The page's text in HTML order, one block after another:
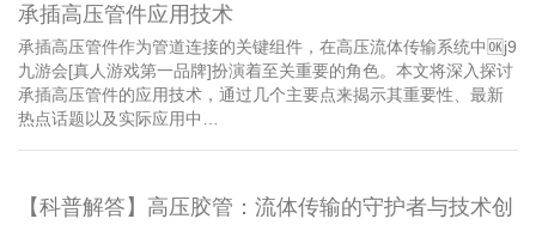
承插高压管件应用技术
承插高压管件作为管道连接的关键组件，在高压流体传输系统中🆗j9
九游会[真人游戏第一品牌]扮演着至关重要的角色。本文将深入探讨
承插高压管件的应用技术，通过几个主要点来揭示其重要性、最新
热点话题以及实际应用中…
【科普解答】高压胶管：流体传输的守护者与技术创